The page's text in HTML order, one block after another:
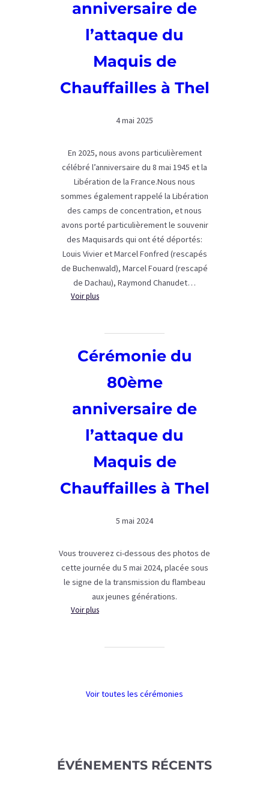
anniversaire de
l’attaque du
Maquis de
Chauffailles à Thel
4 mai 2025
En 2025, nous avons particulièrement
célébré l’anniversaire du 8 mai 1945 et la
Libération de la France.Nous nous
sommes également rappelé la Libération
des camps de concentration, et nous
avons porté particulièrement le souvenir
des Maquisards qui ont été déportés:
Louis Vivier et Marcel Fonfred (rescapés
de Buchenwald), Marcel Fouard (rescapé
de Dachau), Raymond Chanudet…
Voir plus:
81ème
anniversaire
de
l’attaque
Maquis
de
à
Thel
Cérémonie du
80ème
anniversaire de
l’attaque du
Maquis de
Chauffailles à Thel
5 mai 2024
Vous trouverez ci-dessous des photos de
cette journée du 5 mai 2024, placée sous
le signe de la transmission du flambeau
aux jeunes générations.
Voir plus:
80ème
Thel
Voir toutes les cérémonies
ÉVÉNEMENTS RÉCENTS